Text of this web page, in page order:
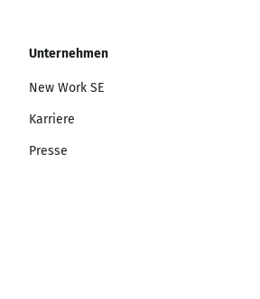
Unternehmen
New Work SE
Karriere
Presse